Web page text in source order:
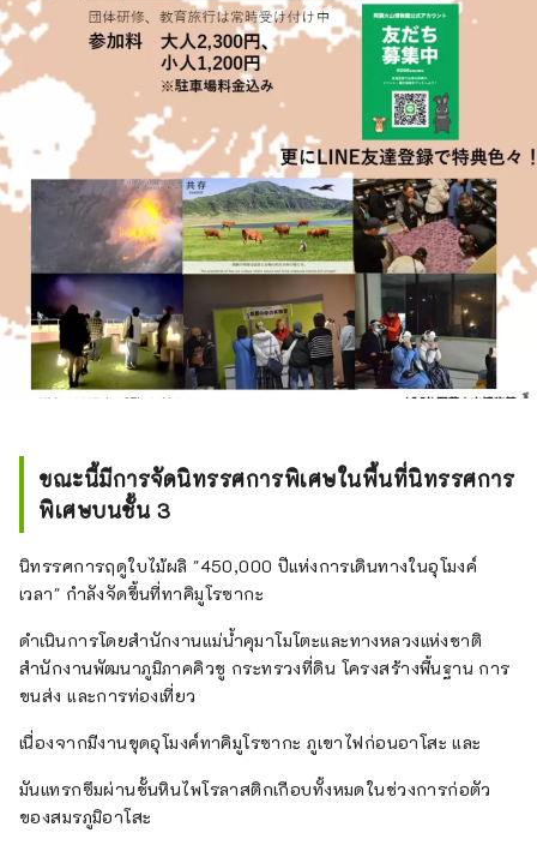
ขณะนี้มีการจัดนิทรรศการพิเศษในพื้นที่นิทรรศการ
พิเศษบนชั้น 3
นิทรรศการฤดูใบไม้ผลิ "450,000 ปีแห่งการเดินทางในอุโมงค์
เวลา" กำลังจัดขึ้นที่ทาคิมูโรซากะ
ดำเนินการโดยสำนักงานแม่น้ำคุมาโมโตะและทางหลวงแห่งชาติ
สำนักงานพัฒนาภูมิภาคคิวชู กระทรวงที่ดิน โครงสร้างพื้นฐาน การ
ขนส่ง และการท่องเที่ยว
เนื่องจากมีงานขุดอุโมงค์ทาคิมูโรซากะ ภูเขาไฟก่อนอาโสะ และ
มันแทรกซึมผ่านชั้นหินไพโรลาสติกเกือบทั้งหมดในช่วงการก่อตัว
ของสมรภูมิอาโสะ